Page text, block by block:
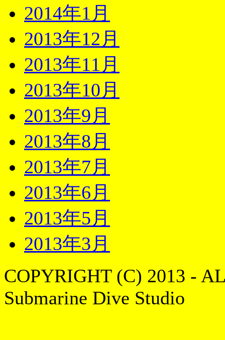
2014年1月
2013年12月
2013年11月
2013年10月
2013年9月
2013年8月
2013年7月
2013年6月
2013年5月
2013年3月
COPYRIGHT (C) 2013 -
Submarine Dive Studio